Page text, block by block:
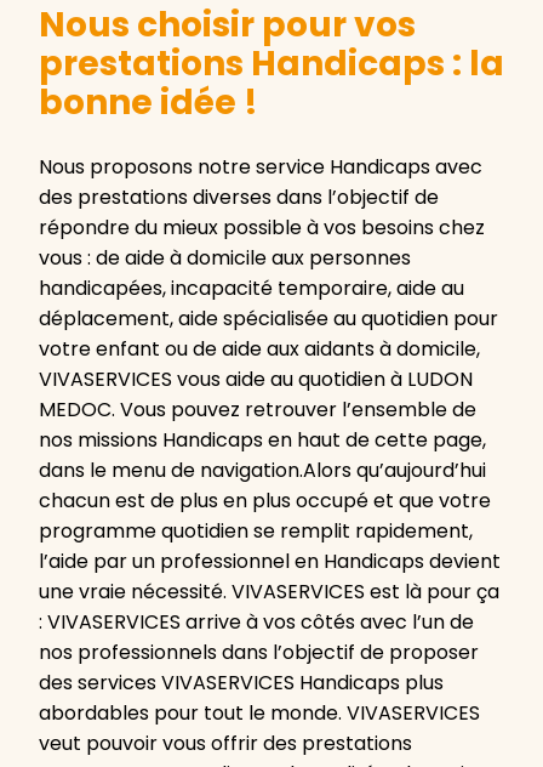
Nous choisir pour vos
prestations Handicaps : la
bonne idée !
Nous proposons notre service Handicaps avec
des prestations diverses dans l’objectif de
répondre du mieux possible à vos besoins chez
vous : de aide à domicile aux personnes
handicapées, incapacité temporaire, aide au
déplacement, aide spécialisée au quotidien pour
votre enfant ou de aide aux aidants à domicile,
VIVASERVICES vous aide au quotidien à LUDON
MEDOC. Vous pouvez retrouver l’ensemble de
nos missions Handicaps en haut de cette page,
dans le menu de navigation.Alors qu’aujourd’hui
chacun est de plus en plus occupé et que votre
programme quotidien se remplit rapidement,
l’aide par un professionnel en Handicaps devient
une vraie nécessité. VIVASERVICES est là pour ça
: VIVASERVICES arrive à vos côtés avec l’un de
nos professionnels dans l’objectif de proposer
des services VIVASERVICES Handicaps plus
abordables pour tout le monde. VIVASERVICES
veut pouvoir vous offrir des prestations